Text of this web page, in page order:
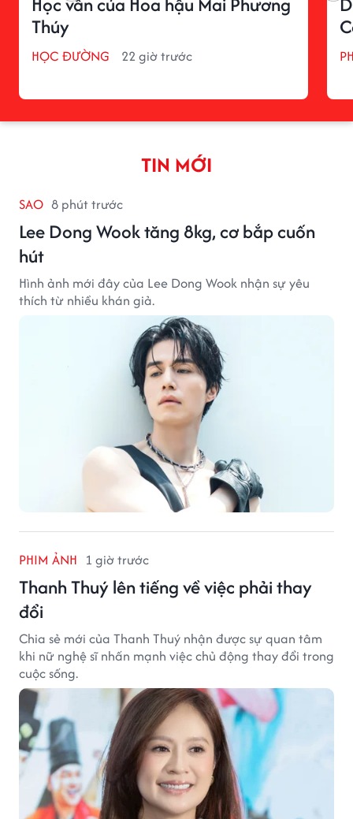
Thúy
HỌC ĐƯỜNG 22 giờ trước
TIN MỚI
SAO 8 phút trước
Lee Dong Wook tăng 8kg, cơ bắp cuốn
hút
Hình ảnh mới đây của Lee Dong Wook nhận sự yêu
thích từ nhiều khán giả.
PHIM ẢNH 1 giờ trước
Thanh Thuý lên tiếng về việc phải thay
đổi
Chia sẻ mới của Thanh Thuý nhận được sự quan tâm
khi nữ nghệ sĩ nhấn mạnh việc chủ động thay đổi trong
cuộc sống.